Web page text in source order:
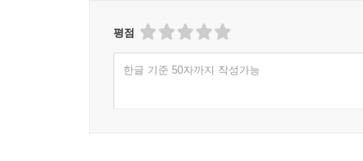
평점
한글 기준 50자까지 작성가능